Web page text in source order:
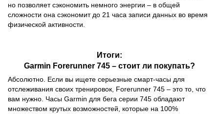
но позволяет сэкономить немного энергии – в общей
сложности она сэкономит до 21 часа записи данных во время
физической активности.
Итоги:
Garmin Forerunner 745 – стоит ли покупать?
Абсолютно. Если вы ищете серьезные смарт-часы для
отслеживания своих тренировок, Forerunner 745 – это то, что
вам нужно. Часы Garmin для бега серии 745 обладают
множеством крутых возможностей, которые на 100%